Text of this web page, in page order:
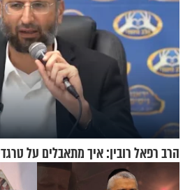
הרב רפאל רובין: איך מתאבלים על